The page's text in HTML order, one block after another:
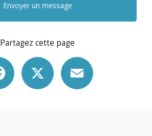
Envoyer un message
Partagez cette page
Facebook